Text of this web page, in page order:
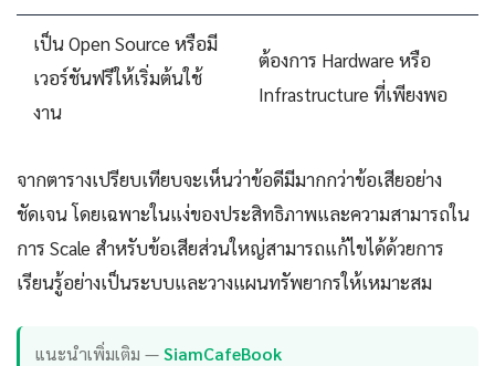
เป็น Open Source หรือมี
เวอร์ชันฟรีให้เริ่มต้นใช้
งาน
ต้องการ Hardware หรือ
Infrastructure ที่เพียงพอ
จากตารางเปรียบเทียบจะเห็นว่าข้อดีมีมากกว่าข้อเสียอย่าง
ชัดเจน โดยเฉพาะในแง่ของประสิทธิภาพและความสามารถใน
การ Scale สำหรับข้อเสียส่วนใหญ่สามารถแก้ไขได้ด้วยการ
เรียนรู้อย่างเป็นระบบและวางแผนทรัพยากรให้เหมาะสม
แนะนำเพิ่มเติม —SiamCafeBook